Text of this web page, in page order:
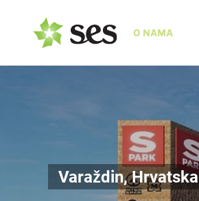
O NAMA
Varaždin, Hrvatska